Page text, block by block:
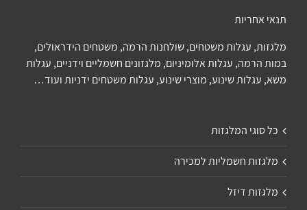
תנאי אחריות
מלגזות, עגלות משטחים, שולחנות הרמה, משטחים הידראולים,
במות הרמה, עגלות אלומיניום, מלגזונים חשמליים וידניים, עגלות
משא, עגלות שינוע, מוצרי שינוע, עגלות משטחים ידניות ועוד…
כל סוגי המלגזות
מלגזות חשמליות למכירה
מלגזות דיזל